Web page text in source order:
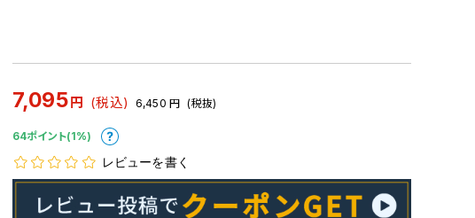
7,095円 (税込) 6,450 円 (税抜)
64ポイント(1%)
レビューを書く